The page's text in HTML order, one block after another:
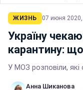
ЖИЗНЬ 07 июня
Україну
карантину:
У МОЗ розповіли, які
Анна Шиканова